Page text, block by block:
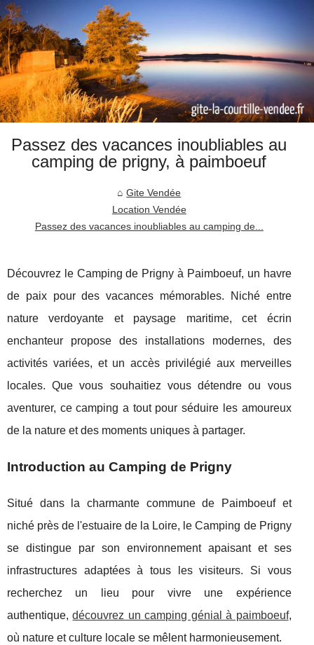
Passez des vacances inoubliables au
camping de prigny, à paimboeuf
Gite Vendée
Location Vendée
Passez des vacances inoubliables au camping de...
Découvrez le Camping de Prigny à Paimboeuf, un havre
de paix pour des vacances mémorables. Niché entre
nature verdoyante et paysage maritime, cet écrin
enchanteur propose des installations modernes, des
activités variées, et un accès privilégié aux merveilles
locales. Que vous souhaitiez vous détendre ou vous
aventurer, ce camping a tout pour séduire les amoureux
de la nature et des moments uniques à partager.
Introduction au Camping de Prigny
Situé dans la charmante commune de Paimboeuf et
niché près de l'estuaire de la Loire, le Camping de Prigny
se distingue par son environnement apaisant et ses
infrastructures adaptées à tous les visiteurs. Si vous
recherchez un lieu pour vivre une expérience
authentique,découvrez un camping génial à paimboeuf,
où nature et culture locale se mêlent harmonieusement.